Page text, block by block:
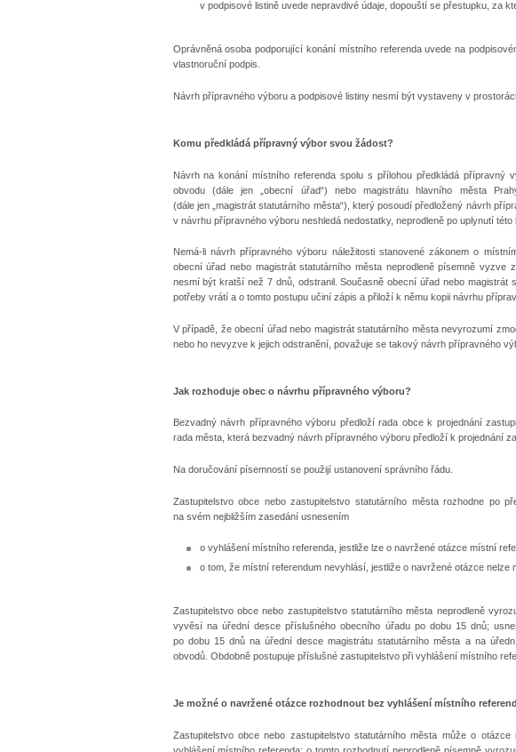
v podpisové listině uvede nepravdivé údaje, dopouští se přestupku, za
Oprávněná osoba podporující konání místního referendauvede na
vlastnoruční podpis.
Návrh přípravného výboru a podpisové listiny nesmí být vystaveny v
Komu předkládá přípravný výbor svou žádost?
Návrh na konání místního referenda spolu s přílohou předkládá přípravný
obvodu (dále jen „obecní úřad“) nebo magistrátu hlavního města
(dále jen „magistrát statutárního města“), který posoudí předložený návrh
v návrhu přípravného výboru neshledá nedostatky, neprodleně po uplynutí
Nemá-li návrh přípravného výboru náležitosti stanovené zákonem o
obecní úřad nebo magistrát statutárního města neprodleně písemně
nesmí být kratší než 7 dnů, odstranil. Současně obecní úřad nebo magistrát
potřeby vrátí a o tomto postupu učiní zápis a přiloží k němu kopii návrhu
V případě, že obecní úřad nebo magistrát statutárního města nevyrozumí
nebo ho nevyzve k jejich odstranění, považuje se takový návrh přípravného
Jak rozhoduje obec o návrhu přípravného výboru?
Bezvadný návrh přípravného výboru předloží rada obce k projednání
rada města, která bezvadný návrh přípravného výboru předloží k projednání
Na doručování písemností se použijí ustanovení správního řádu.
Zastupitelstvo obce nebo zastupitelstvo statutárního města rozhodne po
na svém nejbližším zasedání usnesením
o vyhlášení místního referenda, jestliže lze o navržené otázce místní
o tom, že místní referendum nevyhlásí, jestliže o navržené otázce nelze
Zastupitelstvo obce nebo zastupitelstvo statutárního města neprodleně
vyvěsí na úřední desce příslušného obecního úřadu po dobu 15 dnů;
po dobu 15 dnů na úřední desce magistrátu statutárního města a na
obvodů. Obdobně postupuje příslušné zastupitelstvo při vyhlášení místního
Je možné o navržené otázce rozhodnout bez vyhlášení místního
Zastupitelstvo obce nebo zastupitelstvo statutárního města může o